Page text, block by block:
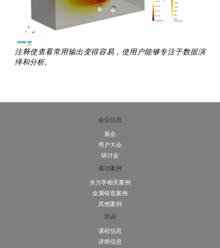
注释使查看常用输出变得容易，使用户能够专注于数据演
绎和分析。
会议信息
展会
用户大会
研讨会
成功案例
水力学相关案例
金属铸造案例
其他案例
培训
课程信息
讲师信息